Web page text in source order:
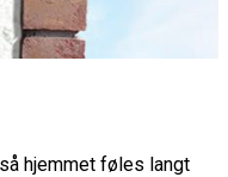
hjemmet føles langt